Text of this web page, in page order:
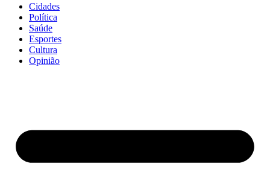
Cidades
Política
Saúde
Esportes
Cultura
Opinião